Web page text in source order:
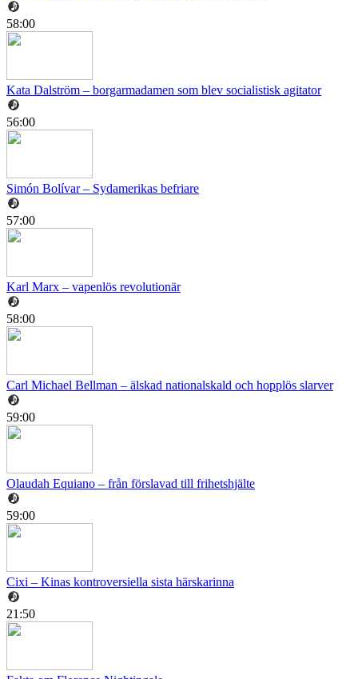
58:00
Kata Dalström – borgarmadamen som blev socialistisk agitator
56:00
Simón Bolívar – Sydamerikas befriare
57:00
Karl Marx – vapenlös revolutionär
58:00
Carl Michael Bellman – älskad nationalskald och hopplös slarver
59:00
Olaudah Equiano – från förslavad till frihetshjälte
59:00
Cixi – Kinas kontroversiella sista härskarinna
21:50